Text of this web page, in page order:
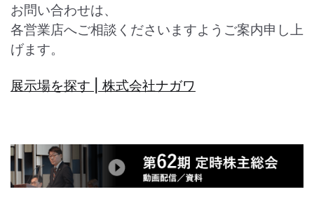
お問い合わせは、
各営業店へご相談くださいますようご案内申し上
げます。
展示場を探す | 株式会社ナガワ